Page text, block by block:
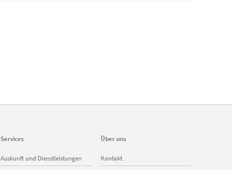
Services
Navigation
überspringen
Auskunft und Dienstleistungen
Über uns
Navigation
überspringen
Kontakt